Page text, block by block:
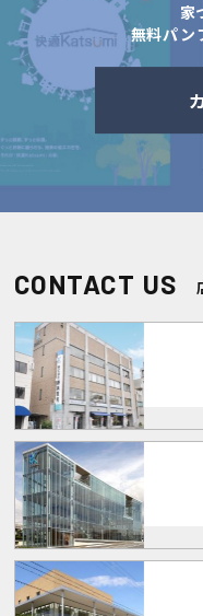
家
無料パン
CONTACT US